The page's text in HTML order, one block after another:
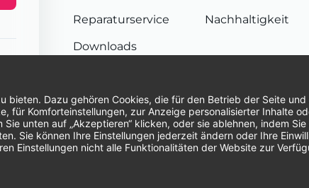
Reparaturservice
Downloads
Nachhaltigkeit